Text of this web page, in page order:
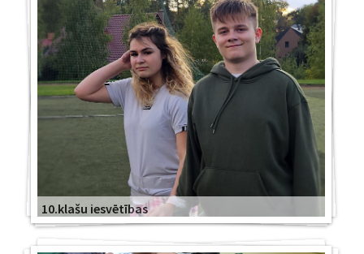
10.klašu iesvētības